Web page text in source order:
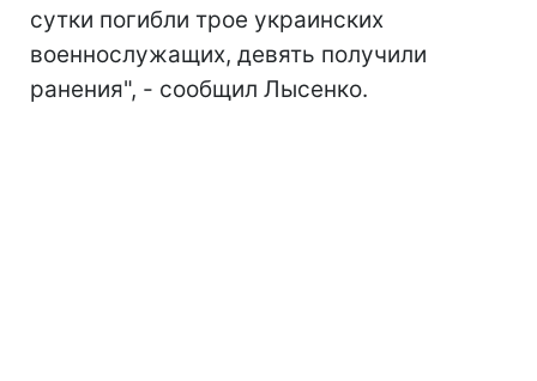
сутки погибли трое украинских
военнослужащих, девять получили
ранения", - сообщил Лысенко.